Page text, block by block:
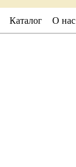
Каталог О нас